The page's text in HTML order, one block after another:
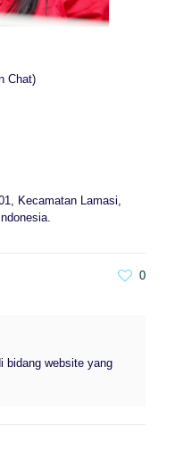
Chat)
Kecamatan Lamasi,
0
bidang website yang